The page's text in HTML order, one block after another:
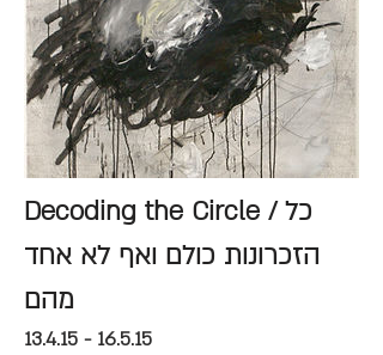
Decoding the Circle / כל
הזכרונות כולם ואף לא אחד
מהם
13.4.15 - 16.5.15